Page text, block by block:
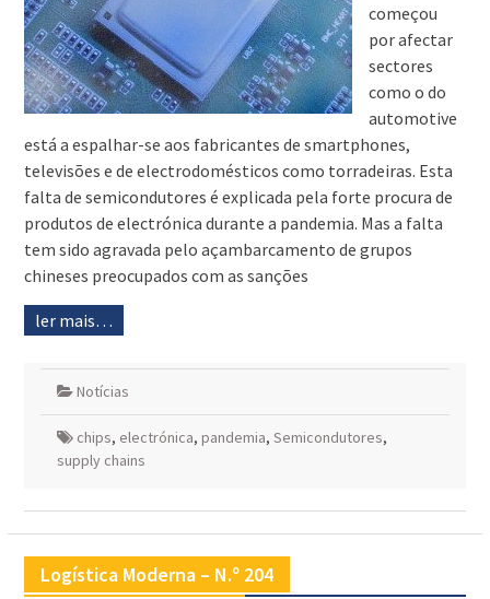
começou
por afectar
sectores
como o do
automotive
está a espalhar-se aos fabricantes de smartphones,
televisões e de electrodomésticos como torradeiras. Esta
falta de semicondutores é explicada pela forte procura de
produtos de electrónica durante a pandemia. Mas a falta
tem sido agravada pelo açambarcamento de grupos
chineses preocupados com as sanções
ler mais…
Notícias
chips, electrónica, pandemia, Semicondutores,
supply chains
Logística Moderna – N.º 204